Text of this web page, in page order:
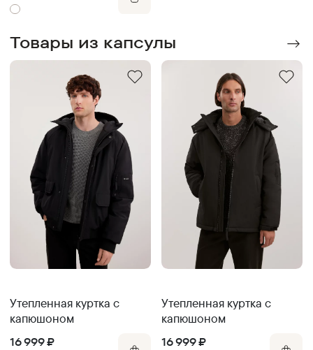
Товары из капсулы
Утепленная куртка с
капюшоном
16 999 ₽
Утепленная куртка с
капюшоном
16 999 ₽